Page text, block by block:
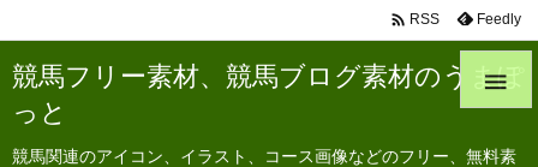
競馬フリー素材、競馬ブログ素材のうまぽ
っと
競馬関連のアイコン、イラスト、コース画像などのフリー、無料素

 RSS Feedly